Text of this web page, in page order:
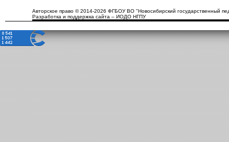
Авторское право © 2014-2026 ФГБОУ ВО "Новосибирский государственный
Разработка и поддержка сайта – ИОДО НГПУ